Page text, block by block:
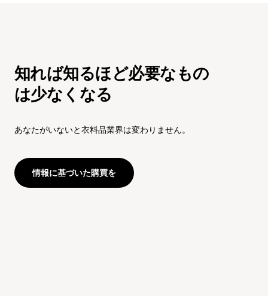
知れば知るほど必要なもの
は少なくなる
あなたがいないと衣料品業界は変わりません。
情報に基づいた購買を